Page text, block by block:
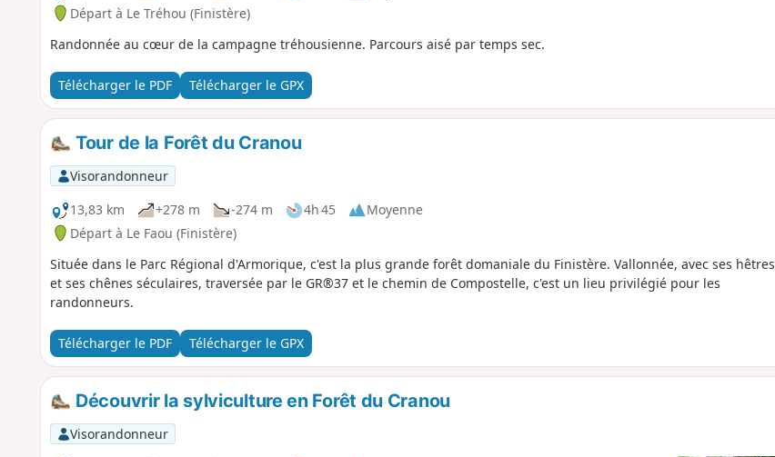
Départ à Le Tréhou (Finistère)
Randonnée au cœur de la campagne tréhousienne. Parcours aisé par temps sec.
Télécharger le PDF Télécharger le GPX
Tour de la Forêt du Cranou
Visorandonneur
13,83 km
+278 m -274 m 4h 45
Moyenne
Départ à Le Faou (Finistère)
Située dans le Parc Régional d'Armorique, c'est la plus grande forêt domaniale du Finistère. Vallonnée, avec ses hêtres
et ses chênes séculaires, traversée par le GR®37 et le chemin de Compostelle, c'est un lieu privilégié pour les
randonneurs.
Télécharger le PDF Télécharger le GPX
Découvrir la sylviculture en Forêt du Cranou
Visorandonneur